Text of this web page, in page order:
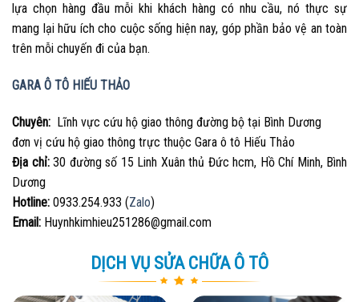
lựa chọn hàng đầu mỗi khi khách hàng có nhu cầu, nó thực sự
mang lại hữu ích cho cuộc sống hiện nay, góp phần bảo vệ an toàn
trên mỗi chuyến đi của bạn.
GARA Ô TÔ HIẾU THẢO
Chuyên: Lĩnh vực cứu hộ giao thông đường bộ tại Bình Dương
đơn vị cứu hộ giao thông trực thuộc Gara ô tô Hiếu Thảo
Địa chỉ:30 đường số 15 Linh Xuân thủ Đức hcm, Hồ Chí Minh, Bình
Dương
Hotline: 0933.254.933 (Zalo)
Email: Huynhkimhieu251286@gmail.com
DỊCH VỤ SỬA CHỮA Ô TÔ